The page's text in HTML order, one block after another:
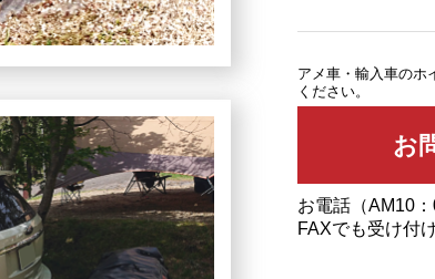
アメ車・輸入車のホ
ください。
お電話（AM10
FAXでも受け付